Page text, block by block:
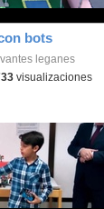
bots
leganes
visualizaciones